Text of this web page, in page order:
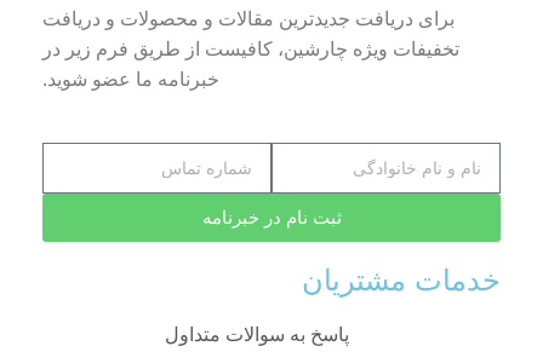
برای دریافت جدیدترین مقالات و محصولات و دریافت
تخفیفات ویژه چارشین، کافیست از طریق فرم زیر در
خبرنامه ما عضو شوید.
ثبت نام در خبرنامه
خدمات مشتریان
پاسخ به سوالات متداول